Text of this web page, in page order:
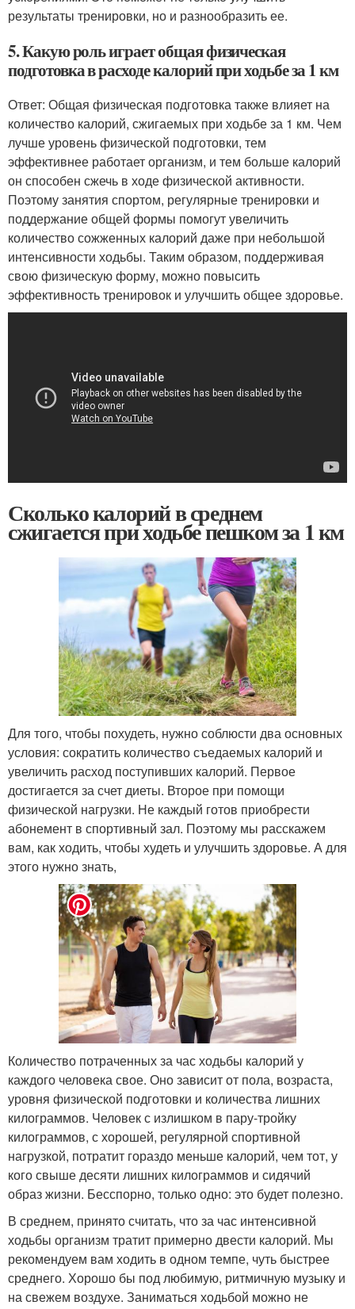
результаты тренировки, но и разнообразить ее.
5. Какую роль играет общая физическая
подготовка в расходе калорий при ходьбе за 1 км
Ответ: Общая физическая подготовка также влияет на
количество калорий, сжигаемых при ходьбе за 1 км. Чем
лучше уровень физической подготовки, тем
эффективнее работает организм, и тем больше калорий
он способен сжечь в ходе физической активности.
Поэтому занятия спортом, регулярные тренировки и
поддержание общей формы помогут увеличить
количество сожженных калорий даже при небольшой
интенсивности ходьбы. Таким образом, поддерживая
свою физическую форму, можно повысить
эффективность тренировок и улучшить общее здоровье.
Сколько калорий в среднем
сжигается при ходьбе пешком за 1 км
Для того, чтобы похудеть, нужно соблюсти два основных
условия: сократить количество съедаемых калорий и
увеличить расход поступивших калорий. Первое
достигается за счет диеты. Второе при помощи
физической нагрузки. Не каждый готов приобрести
абонемент в спортивный зал. Поэтому мы расскажем
вам, как ходить, чтобы худеть и улучшить здоровье. А для
этого нужно знать,
Количество потраченных за час ходьбы калорий у
каждого человека свое. Оно зависит от пола, возраста,
уровня физической подготовки и количества лишних
килограммов. Человек с излишком в пару-тройку
килограммов, с хорошей, регулярной спортивной
нагрузкой, потратит гораздо меньше калорий, чем тот, у
кого свыше десяти лишних килограммов и сидячий
образ жизни. Бесспорно, только одно: это будет полезно.
В среднем, принято считать, что за час интенсивной
ходьбы организм тратит примерно двести калорий. Мы
рекомендуем вам ходить в одном темпе, чуть быстрее
среднего. Хорошо бы под любимую, ритмичную музыку и
на свежем воздухе. Заниматься ходьбой можно не